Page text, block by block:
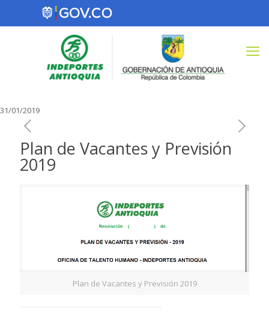
31/01/2019
Plan de Vacantes y Previsión
2019
Plan de Vacantes y Previsión 2019